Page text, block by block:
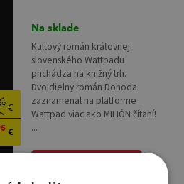
€
€
Na sklade
Kultový román kráľovnej
slovenského Wattpadu
prichádza na knižný trh.
Dvojdielny román Dohoda
zaznamenal na platforme
Wattpad viac ako MILIÓN čítaní!
...